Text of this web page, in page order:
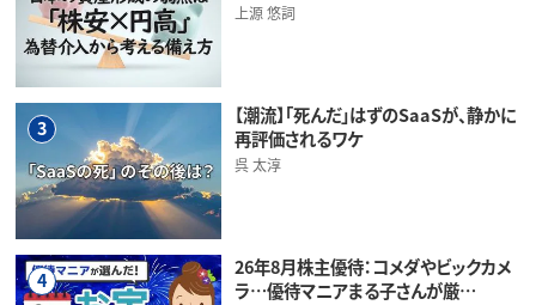
上源 悠詞
3
【潮流】「死んだ」はずのSaaSが、静かに
再評価されるワケ
呉 太淳
4
26年8月株主優待：コメダやビックカメ
ラ…優待マニアまる子さんが厳…